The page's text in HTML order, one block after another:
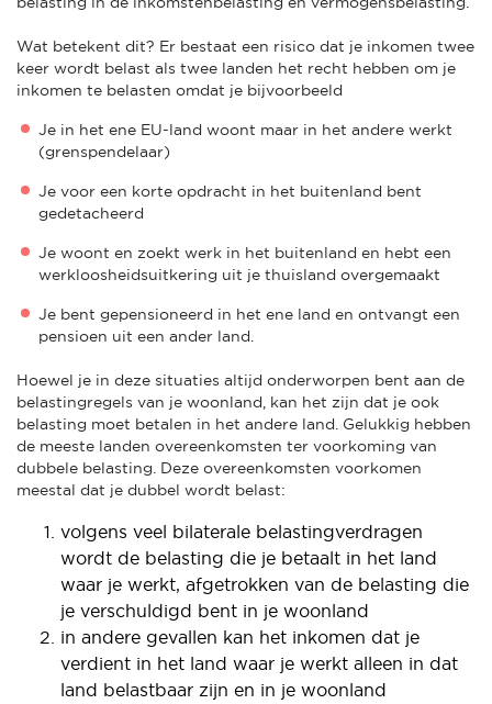
Wat betekent dit? Er bestaat een risico dat je inkomen twee
keer wordt belast als twee landen het recht hebben om je
inkomen te belasten omdat je bijvoorbeeld
Je in het ene EU-land woont maar in het andere werkt
(grenspendelaar)
Je voor een korte opdracht in het buitenland bent
gedetacheerd
Je woont en zoekt werk in het buitenland en hebt een
werkloosheidsuitkering uit je thuisland overgemaakt
Je bent gepensioneerd in het ene land en ontvangt een
pensioen uit een ander land.
Hoewel je in deze situaties altijd onderworpen bent aan de
belastingregels van je woonland, kan het zijn dat je ook
belasting moet betalen in het andere land. Gelukkig hebben
de meeste landen overeenkomsten ter voorkoming van
dubbele belasting. Deze overeenkomsten voorkomen
meestal dat je dubbel wordt belast:
volgens veel bilaterale belastingverdragen
wordt de belasting die je betaalt in het land
waar je werkt, afgetrokken van de belasting die
je verschuldigd bent in je woonland
in andere gevallen kan het inkomen dat je
verdient in het land waar je werkt alleen in dat
land belastbaar zijn en in je woonland